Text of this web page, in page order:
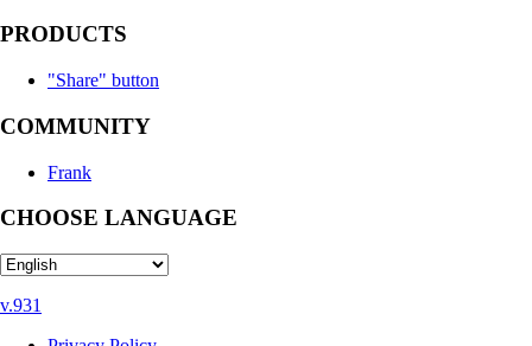
PRODUCTS
"Share" button
COMMUNITY
Frank
CHOOSE LANGUAGE
v.931